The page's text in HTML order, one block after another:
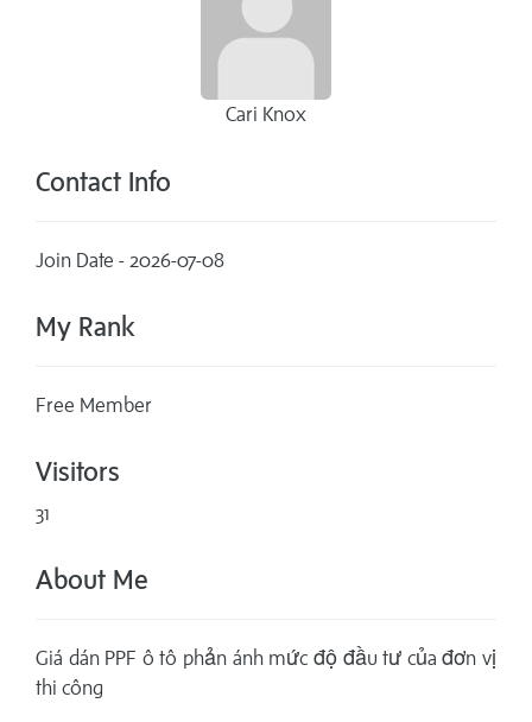
Cari Knox
Contact Info
Join Date - 2026-07-08
My Rank
Free Member
Visitors
31
About Me
Giá dán PPF ô tô phản ánh mức độ đầu tư của đơn vị
thi công